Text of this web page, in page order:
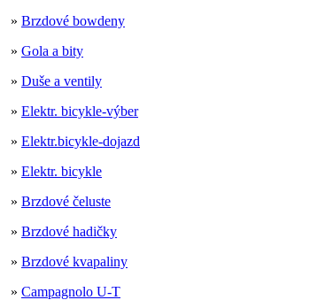
» Brzdové bowdeny
» Gola a bity
» Duše a ventily
» Elektr. bicykle-výber
» Elektr.bicykle-dojazd
» Elektr. bicykle
» Brzdové čeluste
» Brzdové hadičky
» Brzdové kvapaliny
» Campagnolo U-T